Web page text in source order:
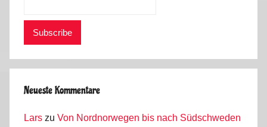
Neueste Kommentare
Lars zu Von Nordnorwegen bis nach Südschweden